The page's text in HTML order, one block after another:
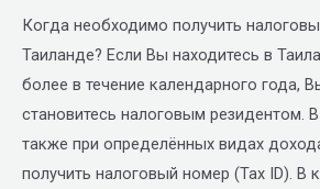
Когда необходимо получить
Таиланде? Если Вы находитесь в
более в течение календарного года,
становитесь налоговым резидентом.
также при определённых видах
получить налоговый номер (Tax ID). В